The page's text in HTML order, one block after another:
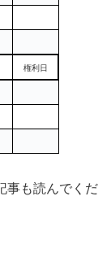
権利日
事も読んでくだ